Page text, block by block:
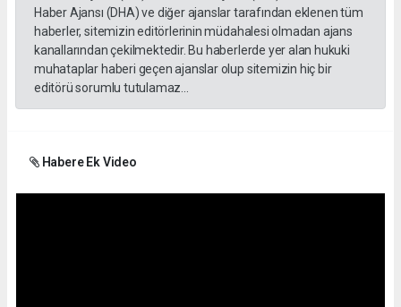
Haber Ajansı (DHA) ve diğer ajanslar tarafından eklenen tüm
haberler, sitemizin editörlerinin müdahalesi olmadan ajans
kanallarından çekilmektedir. Bu haberlerde yer alan hukuki
muhataplar haberi geçen ajanslar olup sitemizin hiç bir
editörü sorumlu tutulamaz...
Habere Ek Video